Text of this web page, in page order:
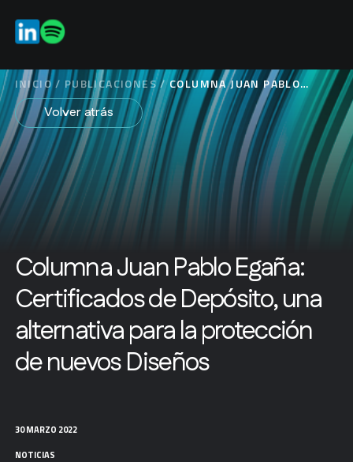
INICIO / PUBLICACIONES / COLUMNA JUAN PABLO
EGAÑA: CERTIFICADOS DE
DEPÓSITO, UNA
ALTERNATIVA PARA LA
PROTECCIÓN DE NUEVOS
DISEÑOS
Volver atrás
Columna Juan Pablo Egaña:
Certificados de Depósito, una
alternativa para la protección
de nuevos Diseños
30 MARZO 2022
NOTICIAS